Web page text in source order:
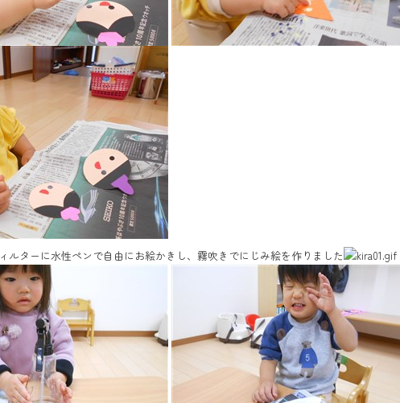
ルターに水性ペンで自由にお絵かきし、霧吹きでにじみ絵を作りました